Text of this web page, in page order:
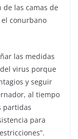
de las camas de
conurbano
las medidas
virus porque
y seguir
al tiempo
partidas
para